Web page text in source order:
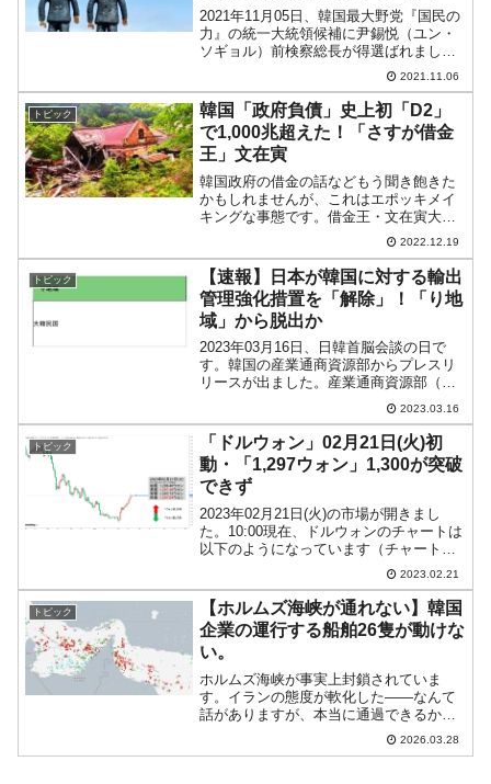
ンに批判
2021年11月05日、韓国最大野党『国民の
力』の統一大統領候補に尹錫悦（ユン・
ソギョル）前検察総長が得選ばれまし
た。尹さんは保守と見られていますの
で、どれほど若い層から支持を受けられ
るのか……と端で見ている日本人などは
思うわけですが、韓国...
2021.11.06
トピック
韓国「政府負債」史上初「D2」
で1,000兆超えた！「さすが借金
王」文在寅
韓国政府の借金の話などもう聞き飽きた
かもしれませんが、これはエポッキメイ
キングな事態です。借金王・文在寅大統
領の成果として歴史に残るでしょう。
2022年12月15日、韓国の企画財政部が
「2021年一般政府負債（D2）および公共
部門の負債（D...
2022.12.19
トピック
【速報】日本が韓国に対する輸出
管理強化措置を「解除」！「り地
域」から脱出か
2023年03月16日、日韓首脳会談の日で
す。韓国の産業通商資源部からプレスリ
リースが出ました。産業通商資源部（長
官李昌洋）は、03月06日に日韓輸出規制
懸案の原状回復のための二国間協議方針
を発表した後、03月14日(火)～16日(木)の
3...
2023.03.16
トピック
「ドルウォン」02月21日(火)初
動・「1,297ウォン」1,300が突破
できず
2023年02月21日(火)の市場が開きまし
た。10:00現在、ドルウォンのチャートは
以下のようになっています（チャートは
『Investing.com』より引用）。前日は上
昇が止められました。1,300ウォンは突破
できていません。現在のとこ...
2023.02.21
トピック
【ホルムズ海峡が通れない】韓国
企業の運行する船舶26隻が動けな
い。
ホルムズ海峡が事実上封鎖されていま
す。イランの態度が軟化した――なんて
話がありますが、本当に通過できるかど
うかは不明。誰も先頭切って通過したく
はないでしょう。韓国籍の船舶も停止し
2026.03.28